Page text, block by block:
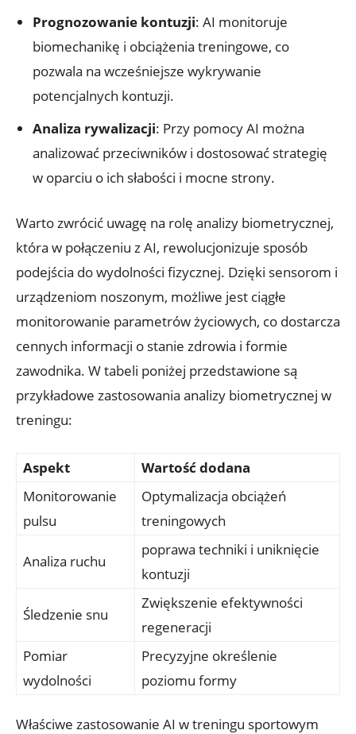
Prognozowanie kontuzji: AI monitoruje
biomechanikę i obciążenia treningowe, co
pozwala na wcześniejsze wykrywanie
potencjalnych kontuzji.
Analiza rywalizacji: Przy pomocy AI można
analizować przeciwników i dostosować strategię
w oparciu o ich słabości i mocne strony.
Warto zwrócić uwagę na rolę analizy biometrycznej,
która w połączeniu z AI, rewolucjonizuje sposób
podejścia do wydolności fizycznej. Dzięki sensorom i
urządzeniom noszonym, możliwe jest ciągłe
monitorowanie parametrów życiowych, co dostarcza
cennych informacji o stanie zdrowia i formie
zawodnika. W tabeli poniżej przedstawione są
przykładowe zastosowania analizy biometrycznej w
treningu:
Aspekt
Wartość dodana
Monitorowanie
pulsu
Optymalizacja obciążeń
treningowych
Analiza ruchu
poprawa techniki i uniknięcie
kontuzji
Śledzenie snu
Zwiększenie efektywności
regeneracji
Pomiar
wydolności
Precyzyjne określenie
poziomu formy
Właściwe zastosowanie AI w treningu sportowym